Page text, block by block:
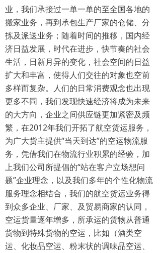
业，我们承接过一单一单的至全国各地的
搬家业务，再到承包生产厂家的仓储、分
拣及派送业务；随着时间的推移，国内经
济日益发展，时代在进步，快节奏的社会
生活，日新月异的变化，社会空间的日益
扩大和丰富，使得人们交往的对象也空前
多样而复杂。人们的日常消费观念也出现
更多不同，我们发现快速经济将成为未来
的大方向，企业之间供应链更加紧密及频
繁，在2012年我们开拓了航空货运服务，
为广大货主提供“当天到达”的空运物流服
务，凭借我们在物流行业积累的经验，加
上我们公司所提倡的“站在客户立场想问
题”企业理念，以及我们多年的个性化物流
服务理念相结合，我们的航空货运业务得
到众多企业、厂家、及贸易商家的认同，
空运货量逐年增多，所承运的货物从普通
货物到特殊货物的空运，比如（酒类空
运、化妆品空运、粉末状的调味品空运、